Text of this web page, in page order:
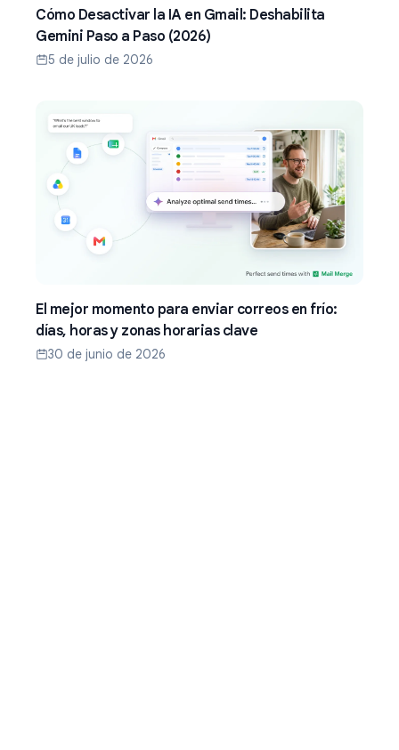
Cómo Desactivar la IA en Gmail: Deshabilita
Gemini Paso a Paso (2026)
5 de julio de 2026
El mejor momento para enviar correos en frío:
días, horas y zonas horarias clave
30 de junio de 2026